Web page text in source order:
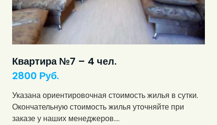
Квартира №7 – 4 чел.
2800 Руб.
Указана ориентировочная стоимость жилья в сутки.
Окончательную стоимость жилья уточняйте при
заказе у наших менеджеров.…